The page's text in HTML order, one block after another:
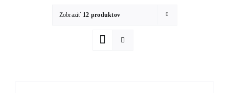
Zobraziť 12 produktov